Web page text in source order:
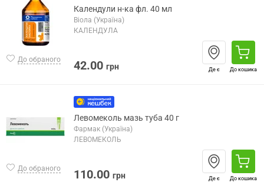
До обраного
Календули н-ка фл. 40 мл
Віола (Україна)
КАЛЕНДУЛА
42.00 грн Де є До кошика
До обраного
Левомеколь мазь туба 40 г
Фармак (Україна)
ЛЕВОМЕКОЛЬ
110.00 грн Де є До кошика